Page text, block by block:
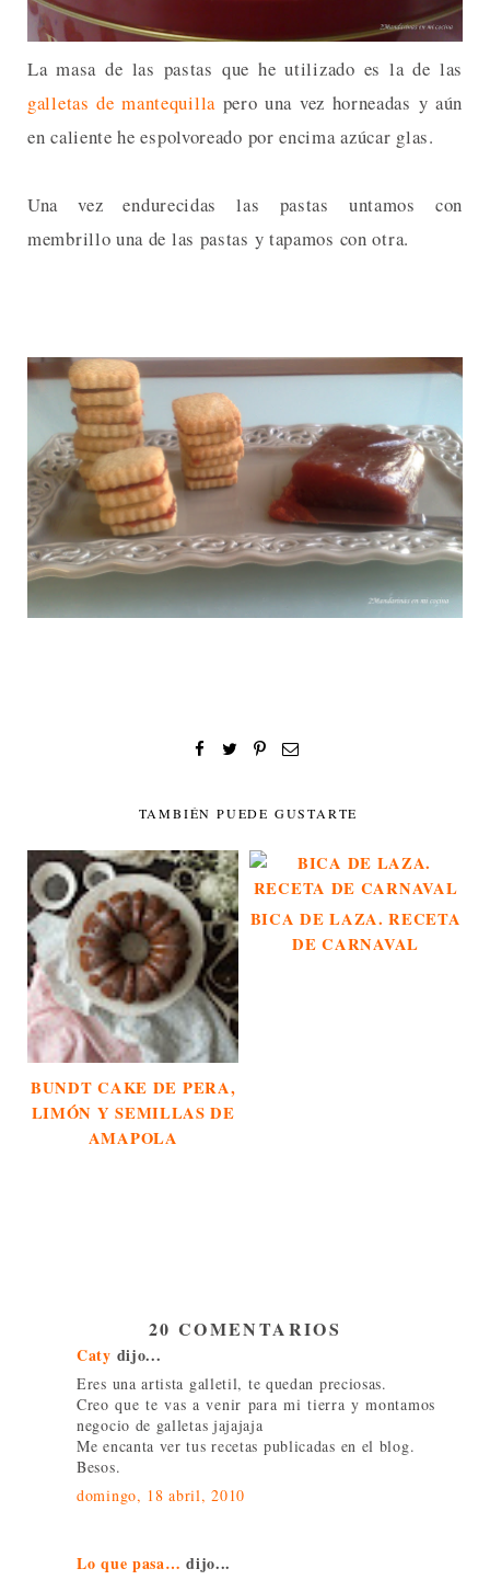
La masa de las pastas que he utilizado es la de las
galletas de mantequilla pero una vez horneadas y aún
en caliente he espolvoreado por encima azúcar glas.
Una vez endurecidas las pastas untamos con
membrillo una de las pastas y tapamos con otra.
TAMBIÉN PUEDE GUSTARTE
BUNDT CAKE DE PERA,
LIMÓN Y SEMILLAS DE
AMAPOLA
BICA DE LAZA. RECETA
DE CARNAVAL
20 COMENTARIOS
Caty dijo...
Eres una artista galletil, te quedan preciosas.
Creo que te vas a venir para mi tierra y montamos
negocio de galletas jajajaja
Me encanta ver tus recetas publicadas en el blog.
Besos.
domingo, 18 abril, 2010
Lo que pasa… dijo...